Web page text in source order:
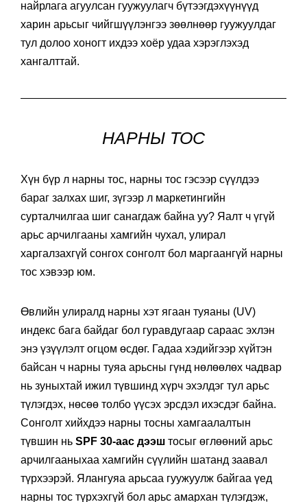
найрлага агуулсан гуужуулагч бүтээгдэхүүнүүд
харин арьсыг чийгшүүлэнгээ зөөлнөөр гуужуулдаг
тул долоо хоногт ихдээ хоёр удаа хэрэглэхэд
хангалттай.
НАРНЫ ТОС
Хүн бүр л нарны тос, нарны тос гэсээр сүүлдээ
бараг залхах шиг, зүгээр л маркетингийн
сурталчилгаа шиг санагдаж байна уу? Яалт ч үгүй
арьс арчилгааны хамгийн чухал, улирал
харгалзахгүй сонгох сонголт бол маргаангүй нарны
тос хэвээр юм.
Өвлийн улиралд нарны хэт ягаан туяаны (UV)
индекс бага байдаг бол гуравдугаар сараас эхлэн
энэ үзүүлэлт огцом өсдөг. Гадаа хэдийгээр хүйтэн
байсан ч нарны туяа арьсны гүнд нөлөөлөх чадвар
нь зуныхтай ижил түвшинд хүрч эхэлдэг тул арьс
түлэгдэх, нөсөө толбо үүсэх эрсдэл ихэсдэг байна.
Сонголт хийхдээ нарны тосны хамгаалалтын
түвшин нь SPF 30-аас дээш тосыг өглөөний арьс
арчилгааныхаа хамгийн сүүлийн шатанд заавал
түрхээрэй. Ялангуяа арьсаа гуужуулж байгаа үед
нарны тос түрхэхгүй бол арьс амархан түлэгдэж,